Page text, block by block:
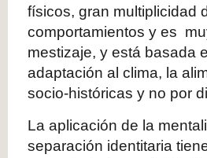
físicos, gran multiplicidad
comportamientos y es
mestizaje, y está basada
adaptación al clima, la
socio-históricas y no por
La aplicación de la
separación identitaria